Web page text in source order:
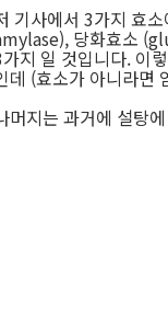
기사에서 3가지 효
당화효소
지 일 것입니다. 이
데 (효소가 아니라면
머지는 과거에 설탕